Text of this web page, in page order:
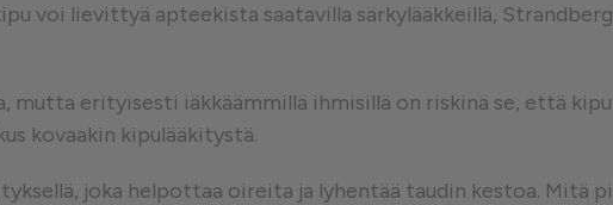
voi lievittyä apteekista saatavilla särkylääkkeillä,
mutta erityisesti iäkkäämmillä ihmisillä on riskinä se, että
kovaakin kipulääkitystä.
joka helpottaa oireita ja lyhentää taudin kestoa. Mitä